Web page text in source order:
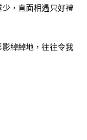
，直面相遇只好禮
綽綽地，往往令我